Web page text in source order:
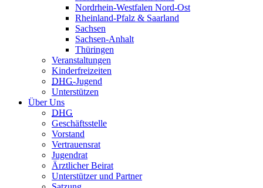
Nordrhein-Westfalen Nord-Ost
Rheinland-Pfalz & Saarland
Sachsen
Sachsen-Anhalt
Thüringen
Veranstaltungen
Kinderfreizeiten
DHG-Jugend
Unterstützen
Über Uns
DHG
Geschäftsstelle
Vorstand
Vertrauensrat
Jugendrat
Ärztlicher Beirat
Unterstützer und Partner